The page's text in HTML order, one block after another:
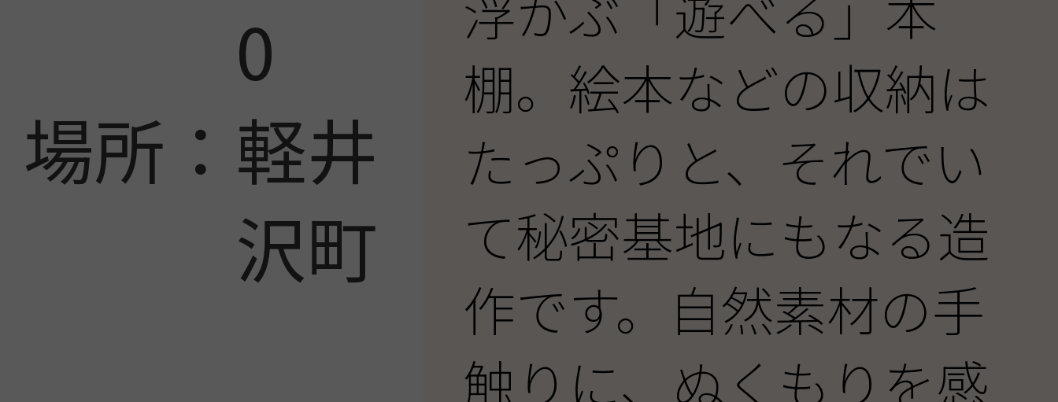
0
場所： 軽井
沢町
棚。絵本などの収納は
たっぷりと、それでい
て秘密基地にもなる造
作です。自然素材の手
触りに、ぬくもりを感